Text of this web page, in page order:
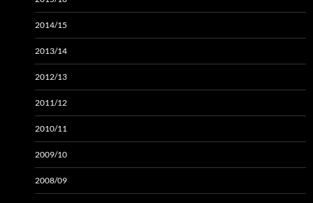
2014/15
2013/14
2012/13
2011/12
2010/11
2009/10
2008/09